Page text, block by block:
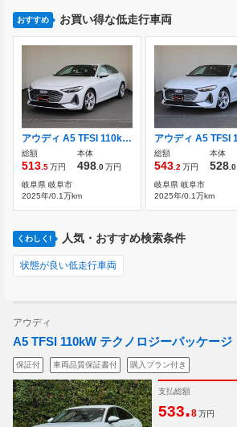
おすすめ お買い得な低走行車両
アウディ A5 TFSI 110kW advanced パッケージ
総額
513.5万円
本体
498.0万円
岐阜県 岐阜市
2025年/0.1万km
総額
543.2万円
本体
528.0
岐阜県 岐阜市
2025年/0.1万km
くわしく! 人気・おすすめ検索条件
状態が良い低走行車両
アウディ
A5 TFSI 110kW テクノロジーパッケージ
保証付 車両品質保証書付 購入プラン付き
支払総額
533.8 万円